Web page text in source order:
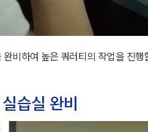
비하여 높은 쿼러티의 작업을 진행
습실 완비